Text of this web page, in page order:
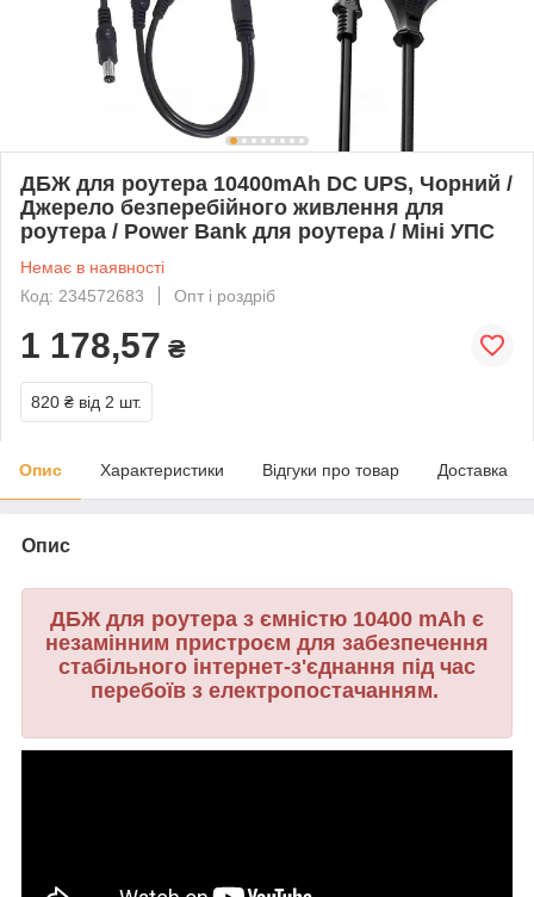
ДБЖ для роутера 10400mAh DC UPS, Чорний /
Джерело безперебійного живлення для
роутера / Power Bank для роутера / Міні УПС
Немає в наявності
Код: 234572683
Опт і роздріб
1 178,57 ₴
820 ₴ від 2 шт.
Опис Характеристики Відгуки про товар Доставка
Опис
ДБЖ для роутера з ємністю 10400 mAh є
незамінним пристроєм для забезпечення
стабільного інтернет-з'єднання під час
перебоїв з електропостачанням.